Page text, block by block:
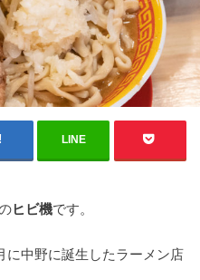
LINE
ヒビ機です。
に中野に誕生したラーメン店